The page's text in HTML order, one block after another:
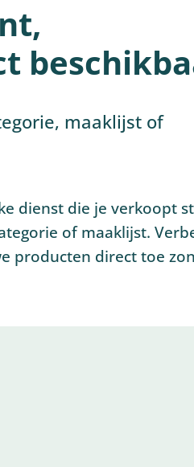
maaklijst of
dienst die je verkoopt
of maaklijst.
producten direct toe